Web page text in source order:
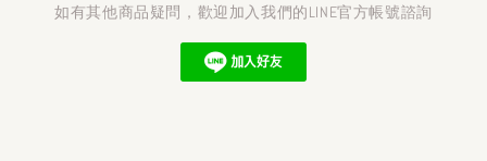
如有其他商品疑問，歡迎加入我們的LINE官方帳號諮詢